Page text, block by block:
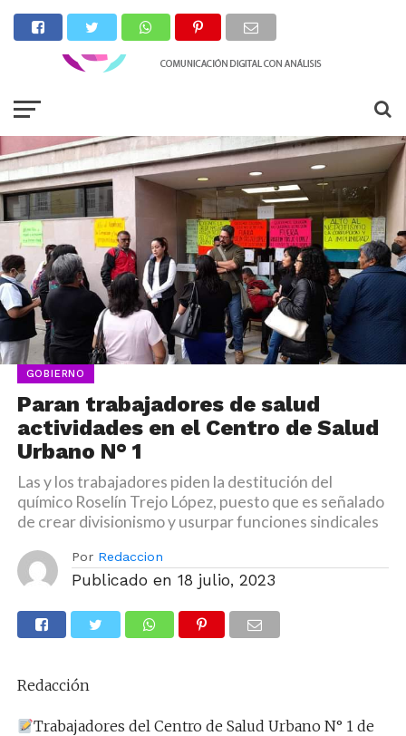
GOBIERNO
Paran trabajadores de salud
actividades en el Centro de Salud
Urbano N° 1
Las y los trabajadores piden la destitución del
químico Roselín Trejo López, puesto que es señalado
de crear divisionismo y usurpar funciones sindicales
Por Redaccion
Publicado en 18 julio, 2023
Redacción
Trabajadores del Centro de Salud Urbano N° 1 de